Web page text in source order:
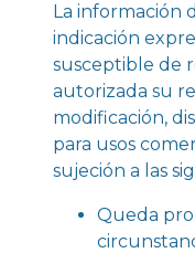
La información
indicación
susceptible de
autorizada su
modificación,
para usos
sujeción a las
Queda